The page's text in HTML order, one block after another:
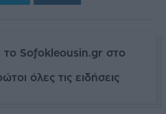
το Sofokleousin.gr στο
όλες τις ειδήσεις